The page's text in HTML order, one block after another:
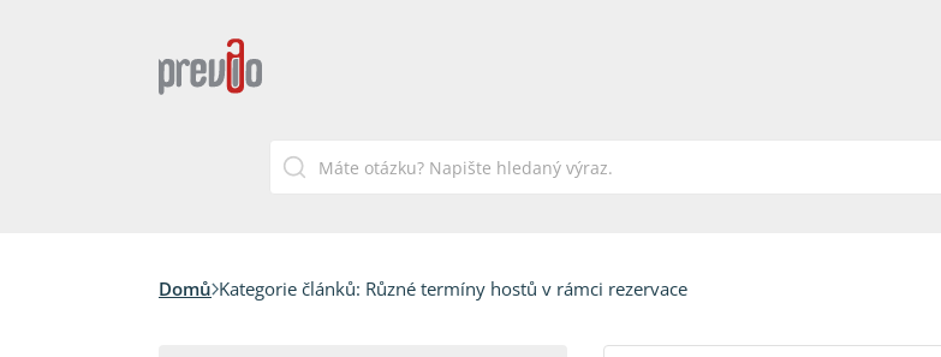
Domů Kategorie článků: Různé termíny hostů v rámci rezervace